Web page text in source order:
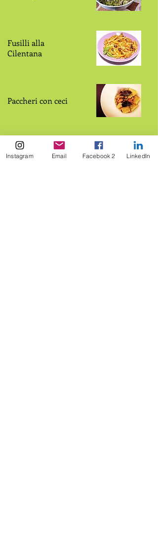
Fusilli alla
Cilentana
Paccheri con ceci
Asparagi a
susciello
Instagram Email Facebook 2 LinkedIn